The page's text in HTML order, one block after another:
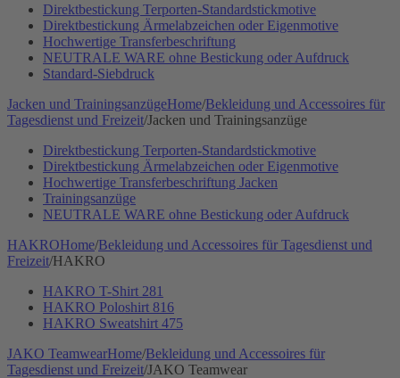
Direktbestickung Terporten-Standardstickmotive
Direktbestickung Ärmelabzeichen oder Eigenmotive
Hochwertige Transferbeschriftung
NEUTRALE WARE ohne Bestickung oder Aufdruck
Standard-Siebdruck
Jacken und TrainingsanzügeHome/Bekleidung und Accessoires für
Tagesdienst und Freizeit/Jacken und Trainingsanzüge
Direktbestickung Terporten-Standardstickmotive
Direktbestickung Ärmelabzeichen oder Eigenmotive
Hochwertige Transferbeschriftung Jacken
Trainingsanzüge
NEUTRALE WARE ohne Bestickung oder Aufdruck
HAKROHome/Bekleidung und Accessoires für Tagesdienst und
Freizeit/HAKRO
HAKRO T-Shirt 281
HAKRO Poloshirt 816
HAKRO Sweatshirt 475
JAKO TeamwearHome/Bekleidung und Accessoires für
Tagesdienst und Freizeit/JAKO Teamwear